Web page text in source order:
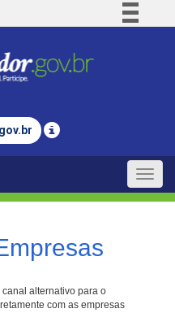
Comunica BR
Legislação
gov.br
Toggle
alternativo para o
com as empresas